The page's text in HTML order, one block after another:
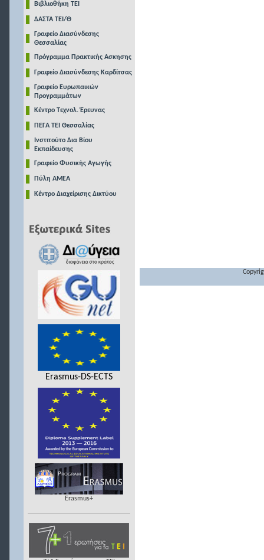
Βιβλιοθήκη ΤΕΙ
ΔΑΣΤΑ ΤΕΙ/Θ
Γραφείο Διασύνδεσης
Θεσσαλίας
Πρόγραμμα Πρακτικής Ασκησης
Γραφείο Διασύνδεσης Καρδίτσας
Γραφείο Ευρωπαικών
Προγραμμάτων
Κέντρο Τεχνολ. Έρευνας
ΠΕΓΑ ΤΕΙ Θεσσαλίας
Ινστιτούτο Δια Βίου
Εκπαίδευσης
Γραφείο Φυσικής Αγωγής
Πύλη ΑΜΕΑ
Κέντρο Διαχείρισης Δικτύου
Erasmus-DS-ECTS
Erasmus+